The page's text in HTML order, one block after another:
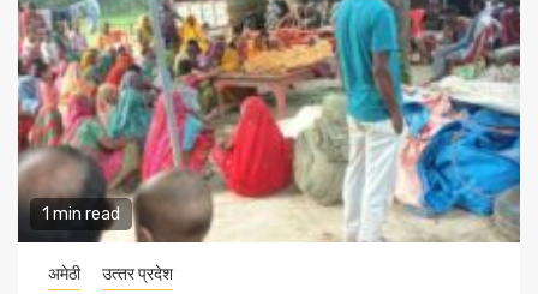
1 min read
अमेठी उत्‍तर प्रदेश